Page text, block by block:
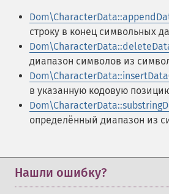
строку в конец символьных
диапазон символов из
в указанную кодовую
определённый диапазон из
Нашли ошибку?